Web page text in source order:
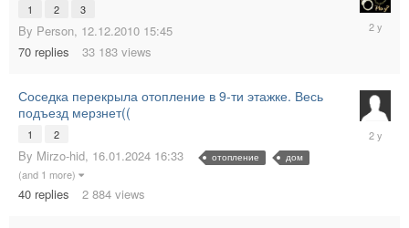
1 2 3
By Person, 12.12.2010 15:45
70 replies 33 183 views
10:01
Соседка перекрыла отопление в 9-ти этажке. Весь
подъезд мерзнет((
1 2
By Mirzo-hid, 16.01.2024 16:33 отопление дом
(and 1 more)
40 replies 2 884 views
02:18